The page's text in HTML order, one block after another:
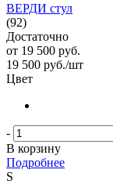
ВЕРДИ стул
(92)
Достаточно
от 19 500 руб.
19 500 руб./шт
Цвет
-
В корзину
Подробнее
S